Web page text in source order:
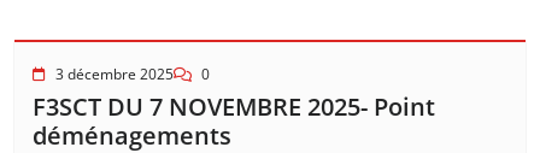
3 décembre 2025 0
F3SCT DU 7 NOVEMBRE 2025- Point
déménagements